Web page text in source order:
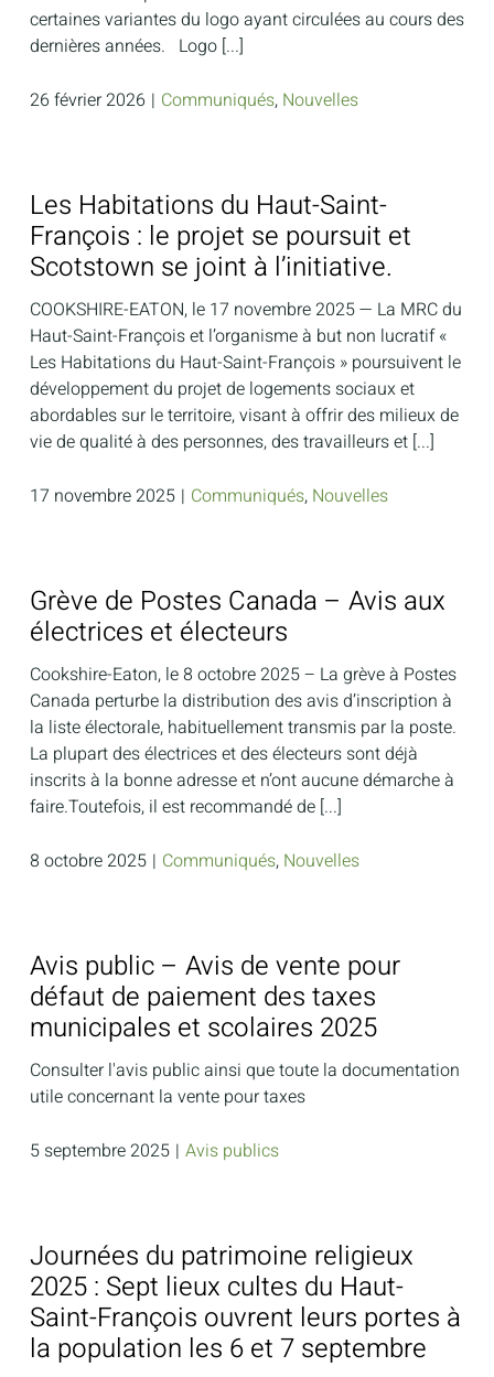
certaines variantes du logo ayant circulées au cours des
dernières années. Logo [...]
26 février 2026 | Communiqués, Nouvelles
Les Habitations du Haut-Saint-
François : le projet se poursuit et
Scotstown se joint à l’initiative.
COOKSHIRE-EATON, le 17 novembre 2025 — La MRC du
Haut-Saint-François et l’organisme à but non lucratif «
Les Habitations du Haut-Saint-François » poursuivent le
développement du projet de logements sociaux et
abordables sur le territoire, visant à offrir des milieux de
vie de qualité à des personnes, des travailleurs et [...]
17 novembre 2025 | Communiqués, Nouvelles
Grève de Postes Canada – Avis aux
électrices et électeurs
Cookshire-Eaton, le 8 octobre 2025 – La grève à Postes
Canada perturbe la distribution des avis d’inscription à
la liste électorale, habituellement transmis par la poste.
La plupart des électrices et des électeurs sont déjà
inscrits à la bonne adresse et n’ont aucune démarche à
faire.Toutefois, il est recommandé de [...]
8 octobre 2025 | Communiqués, Nouvelles
Avis public – Avis de vente pour
défaut de paiement des taxes
municipales et scolaires 2025
Consulter l'avis public ainsi que toute la documentation
utile concernant la vente pour taxes
5 septembre 2025 | Avis publics
Journées du patrimoine religieux
2025 : Sept lieux cultes du Haut-
Saint-François ouvrent leurs portes à
la population les 6 et 7 septembre